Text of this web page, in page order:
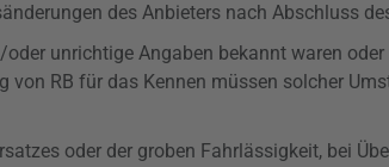
des Anbieters nach Abschluss
unrichtige Angaben bekannt waren
RB für das Kennen müssen solcher
oder der groben Fahrlässigkeit, bei